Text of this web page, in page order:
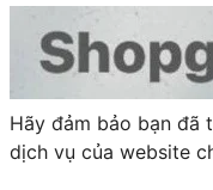
Chọndịch vụ gái
cho khách hàng,
nghiệm dịch vụ
Dưới đây là một
Hãy đảm bảo bạn đã
dịch vụ của website